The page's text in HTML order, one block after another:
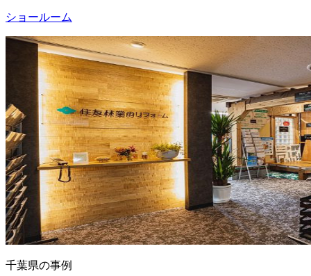
ショールーム
千葉県の事例